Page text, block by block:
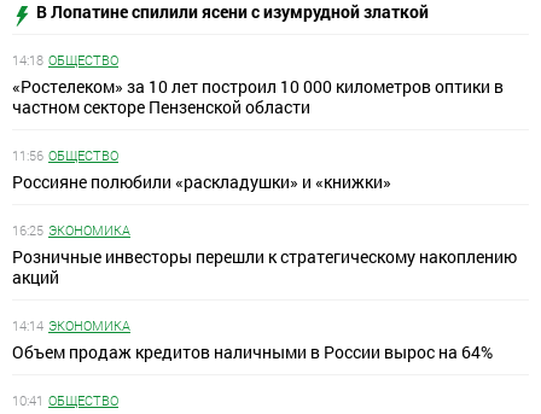
В Лопатине спилили ясени с изумрудной златкой
14:18 ОБЩЕСТВО
«Ростелеком» за 10 лет построил 10 000 километров оптики в
частном секторе Пензенской области
11:56 ОБЩЕСТВО
Россияне полюбили «раскладушки» и «книжки»
16:25 ЭКОНОМИКА
Розничные инвесторы перешли к стратегическому накоплению
акций
14:14 ЭКОНОМИКА
Объем продаж кредитов наличными в России вырос на 64%
10:41 ОБЩЕСТВО